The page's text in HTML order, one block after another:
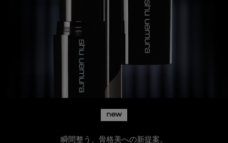
new
瞬間整う、骨格美への新提案。